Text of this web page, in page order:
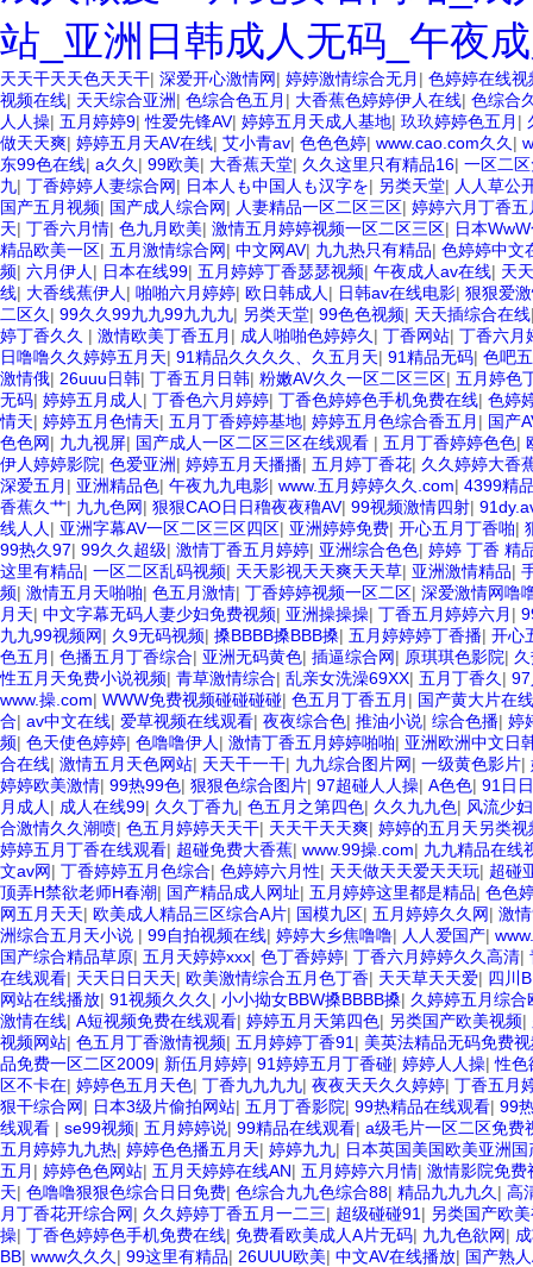
站_亚洲日韩成人无码_午夜
天天干天天色天天干| 深爱开心激情网| 婷婷激情综合无月 | 色婷婷在线视
视频在线| 天天综合亚洲| 色综合色五月 | 大香蕉色婷婷伊人在线| 色综合
人人操| 五月婷婷9|性爱先锋AV| 婷婷五月天成人基地| 玖玖婷婷色五月 |
做天天爽| 婷婷五月天AV在线| 艾小青av| 色色色婷| www.cao.com久久 |
东99色在线| a久久 | 99欧美| 大香蕉天堂| 久久这里只有精品16| 一区二
九| 丁香婷婷人妻综合网| 日本人も中国人も汉字を| 另类天堂| 人人草公
国产五月视频| 国产成人综合网| 人妻精品一区二区三区| 婷婷六月丁香五
天| 丁香六月情| 色九月欧美| 激情五月婷婷视频一区二区三区| 日本
精品欧美一区| 五月激情综合网| 中文网AV| 九九热只有精品| 色婷婷中文
频| 六月伊人 | 日本在线99| 五月婷婷丁香瑟瑟视频| 午夜成人av在线| 天
线| 大香线蕉伊人 | 啪啪六月婷婷| 欧日韩成人 | 日韩av在线电影| 狠狠爱
二区久 | 99久久99九九99九九九| 另类天堂| 99色色视频| 天天插综合在线
婷丁香久久 | 激情欧美丁香五月 | 成人啪啪色婷婷久 | 丁香网站| 丁香六月
日噜噜久久婷婷五月天| 91精品久久久久、久五月天| 91精品无码| 色吧
激情俄| 26uuu日韩| 丁香五月日韩| 粉嫩AV久久一区二区三区| 五月婷色
无码| 婷婷五月成人 | 丁香色六月婷婷| 丁香色婷婷色手机免费在线| 色婷
情天| 婷婷五月色情天| 五月丁香婷婷基地| 婷婷五月色综合香五月 | 国产
色色网| 九九视屏| 国产成人一区二区三区在线观看 | 五月丁香婷婷色色|
伊人婷婷影院| 色爱亚洲| 婷婷五月天播播| 五月婷丁香花| 久久婷婷大香
深爱五月 | 亚洲精品色| 午夜九九电影| www.五月婷婷久久.com| 4399精
香蕉久艹| 九九色网| 狠狠CAO日日穞夜夜穞AV| 99视频激情四射|
线人人 | 亚洲字幕AV一区二区三区四区| 亚洲婷婷免费| 开心五月丁香啪|
99热久97| 99久久超级| 激情丁香五月婷婷| 亚洲综合色色| 婷婷 丁香 精
这里有精品| 一区二区乱码视频| 天天影视天天爽天天草| 亚洲激情精品|
频| 激情五月天啪啪| 色五月激情| 丁香婷婷视频一区二区| 深爱激情网噜
月天| 中文字幕无码人妻少妇免费视频| 亚洲操操操| 丁香五月婷婷六月 |
九九99视频网| 久9无码视频| 搡BBBB搡BBB搡| 五月婷婷婷丁香播| 开心
色五月 | 色播五月丁香综合| 亚洲无码黄色| 插逼综合网| 原琪琪色影院|
性五月天免费小说视频| 青草激情综合| 乱亲女洗澡69XX| 五月丁香久 |
www.操.com| WWW免费视频碰碰碰碰| 色五月丁香五月 | 国产黄大片在
合| av中文在线| 爱草视频在线观看| 夜夜综合色| 推油小说| 综合色播| 婷
频| 色天使色婷婷| 色噜噜伊人 | 激情丁香五月婷婷啪啪| 亚洲欧洲中文日
合在线| 激情五月天色网站| 天天干一干| 九九综合图片网| 一级黄色影片|
婷婷欧美激情| 99热99色| 狠狠色综合图片| 97超碰人人操| A色色| 91日
月成人 | 成人在线99| 久久丁香九| 色五月之第四色| 久久九九色| 风流少
合激情久久潮喷| 色五月婷婷天天干| 天天干天天爽| 婷婷的五月天另类视
婷婷五月丁香在线观看| 超碰免费大香蕉| www.99操.com| 九九精品在线
文av网| 丁香婷婷五月色综合| 色婷婷六月性| 天天做天天爱天天玩| 超碰
顶弄H禁欲老师H春潮| 国产精品成人网址| 五月婷婷这里都是精品| 色色
网五月天天| 欧美成人精品三区综合A片| 国模九区| 五月婷婷久久网| 激
洲综合五月天小说 | 99自拍视频在线| 婷婷大乡焦噜噜| 人人爱国产|
国产综合精品草原| 五月天婷婷xxx| 色丁香婷婷| 丁香六月婷婷久久高清|
在线观看| 天天日日天天| 欧美激情综合五月色丁香| 天天草天天爱| 四川
网站在线播放| 91视频久久久 | 小小拗女BBW搡BBBB搡| 久婷婷五月综合
激情在线| A短视频免费在线观看| 婷婷五月天第四色| 另类国产欧美视频|
视频网站| 色五月丁香激情视频| 五月婷婷丁香91 | 美英法精品无码免费
品免费一区二区2009| 新伍月婷婷| 91婷婷五月丁香碰| 婷婷人人操|性色
区不卡在| 婷婷色五月天色| 丁香九九九九| 夜夜天天久久婷婷| 丁香五月
狠干综合网| 日本3级片偷拍网站| 五月丁香影院| 99热精品在线观看| 99
线观看 | se99视频| 五月婷婷说| 99精品在线观看| a级毛片一区二区免费
五月婷婷九九热| 婷婷色色播五月天| 婷婷九九| 日本英国美国欧美亚洲
五月 | 婷婷色色网站| 五月天婷婷在线AN| 五月婷婷六月情| 激情影院免费
天| 色噜噜狠狠色综合日日免费| 色综合九九色综合88| 精品九九九久 | 高
月丁香花开综合网| 久久婷婷丁香五月一二三| 超级碰碰91 | 另类国产欧
操| 丁香色婷婷色手机免费在线| 免费看欧美成人A片无码| 九九色欲网|
BB| www久久久 | 99这里有精品| 26UUU欧美| 中文AV在线播放| 国产熟